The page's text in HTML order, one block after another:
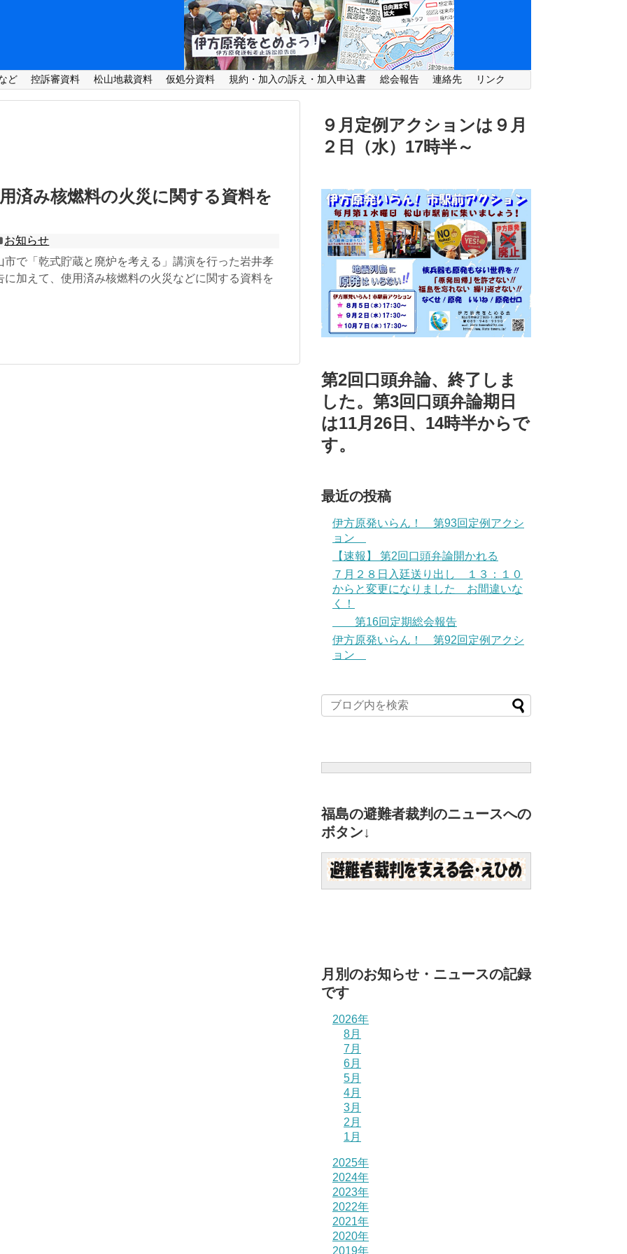
ど 控訴審資料 松山地裁資料 仮処分資料 規約・加入の訴え・加入申込書 総会報告 連絡先 リンク
済み核燃料の火災に関する資料を
お知らせ
市で「乾式貯蔵と廃炉を考える」講演を行った岩井孝
に加えて、使用済み核燃料の火災などに関する資料を
９月定例アクションは９月
２日（水） 17時半～
第2回口頭弁論、終了しま
した。第3回口頭弁論期日
は11月26日、14時半からで
す。
最近の投稿
伊方原発いらん！ 第93回定例アクシ
ョン
【速報】 第2回口頭弁論開かれる
７月２８日入廷送り出し １３：１０
からと変更になりました お間違いな
く！
第16回定期総会報告
伊方原発いらん！ 第92回定例アクシ
ョン
福島の避難者裁判のニュースへの
ボタン↓
月別のお知らせ・ニュースの記録
です
2026年
8月
7月
6月
5月
4月
3月
2月
1月
2025年
2024年
2023年
2022年
2021年
2020年
2019年